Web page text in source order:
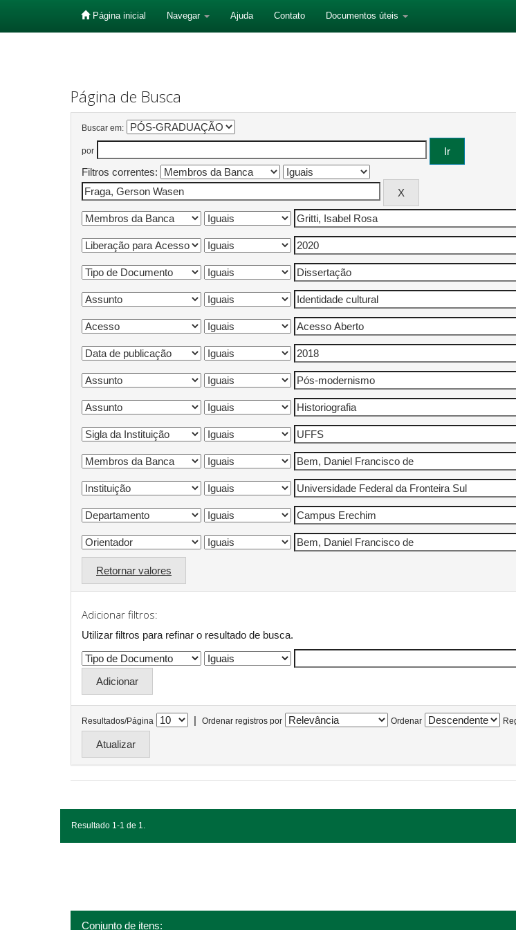
Página inicial Navegar Ajuda Contato Documentos úteis
Página de Busca
Buscar em:
por
Filtros correntes:
Retornar valores
Adicionar filtros:
Utilizar filtros para refinar o resultado de busca.
Resultados/Página | Ordenar registros por Ordenar
Resultado 1-1 de 1.
Conjunto de itens: